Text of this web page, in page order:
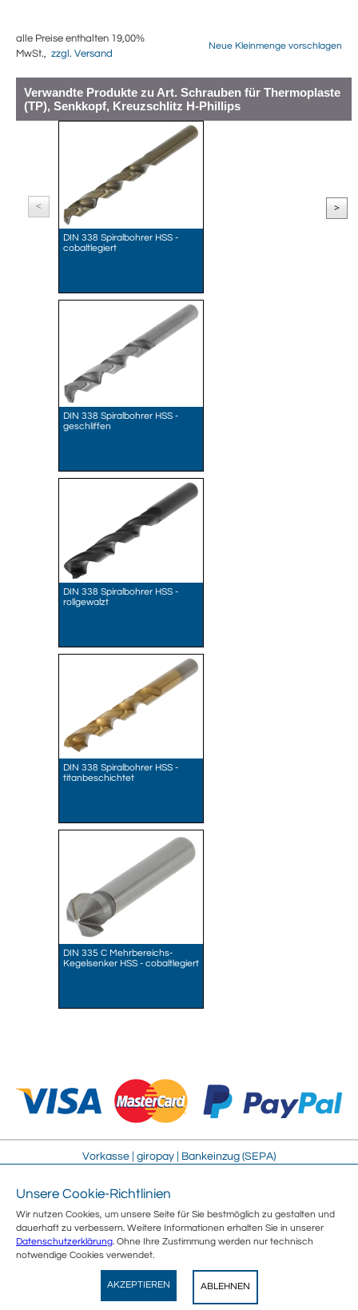
alle Preise enthalten 19,00%
MwSt., zzgl. Versand
Neue Kleinmenge vorschlagen
Verwandte Produkte zu Art. Schrauben für Thermoplaste
(TP), Senkkopf, Kreuzschlitz H-Phillips
<
DIN 338 Spiralbohrer HSS -
cobaltlegiert
DIN 338 Spiralbohrer HSS -
geschliffen
DIN 338 Spiralbohrer HSS -
rollgewalzt
DIN 338 Spiralbohrer HSS -
titanbeschichtet
DIN 335 C Mehrbereichs-
Kegelsenker HSS - cobaltlegiert
>
Vorkasse | giropay | Bankeinzug (SEPA)
AGB
Sicherheit
Datenschutz
Umweltschutz
Sitemap
Kontakt
Vertrag widerrufen
Wegertseder
GRATIS - Im Play Store
Unsere Cookie-Richtlinien
Wir nutzen Cookies, um unsere Seite für Sie bestmöglich zu gestalten und
dauerhaft zu verbessern. Weitere Informationen erhalten Sie in unserer
Datenschutzerklärung. Ohne Ihre Zustimmung werden nur technisch
notwendige Cookies verwendet.
AKZEPTIEREN ABLEHNEN